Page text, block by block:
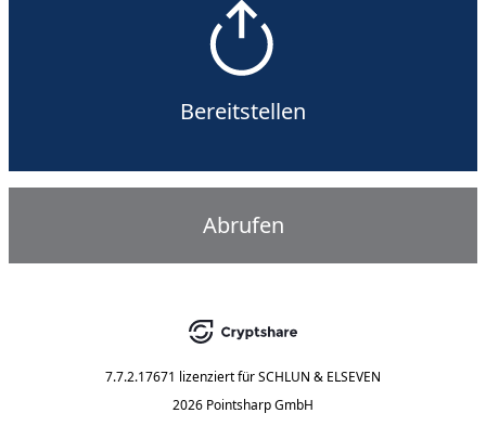
Bereitstellen
Abrufen
7.7.2.17671 lizenziert fürSCHLUN & ELSEVEN
2026 Pointsharp GmbH